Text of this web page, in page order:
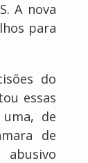
A nova
para
do
essas
de
de